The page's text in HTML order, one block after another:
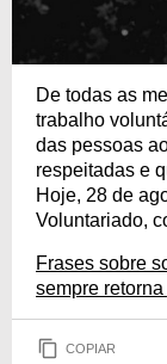
De todas as
trabalho
das pessoas
respeitadas e
Hoje, 28 de
Voluntariado,
Frases sobre
sempre
COPIAR